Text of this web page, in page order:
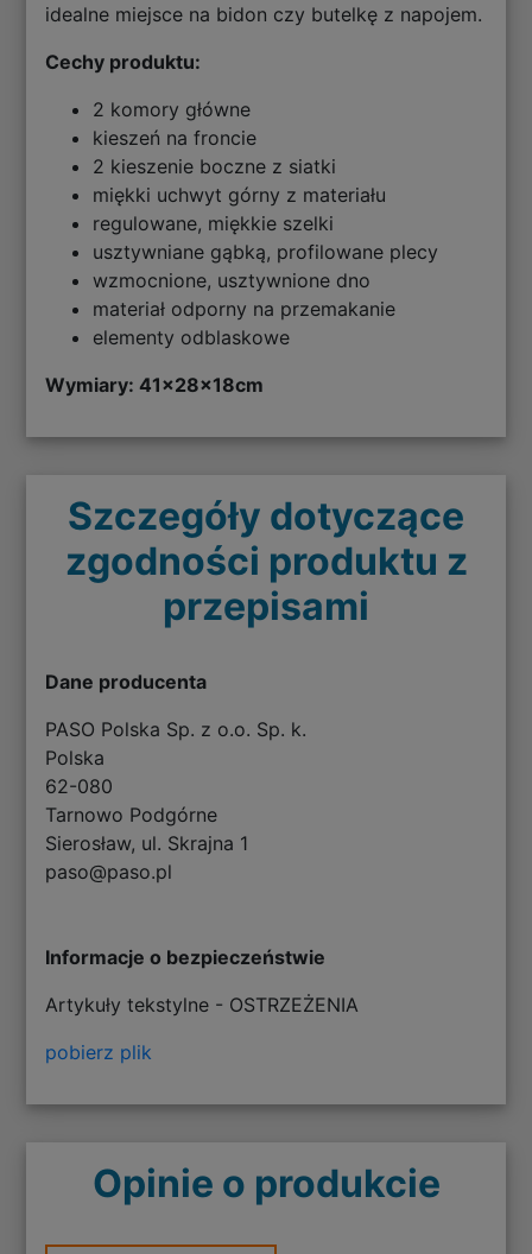
idealne miejsce na bidon czy butelkę z napojem.
Cechy produktu:
2 komory główne
kieszeń na froncie
2 kieszenie boczne z siatki
miękki uchwyt górny z materiału
regulowane, miękkie szelki
usztywniane gąbką, profilowane plecy
wzmocnione, usztywnione dno
materiał odporny na przemakanie
elementy odblaskowe
Wymiary: 41x28x18cm
Szczegóły dotyczące
zgodności produktu z
przepisami
Dane producenta
PASO Polska Sp. z o.o. Sp. k.
Polska
62-080
Tarnowo Podgórne
Sierosław, ul. Skrajna 1
paso@paso.pl
Informacje o bezpieczeństwie
Artykuły tekstylne - OSTRZEŻENIA
pobierz plik
Opinie o produkcie